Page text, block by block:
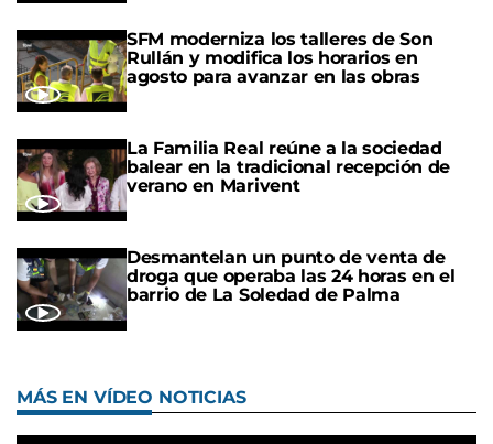
SFM moderniza los talleres de Son
Rullán y modifica los horarios en
agosto para avanzar en las obras
La Familia Real reúne a la sociedad
balear en la tradicional recepción de
verano en Marivent
Desmantelan un punto de venta de
droga que operaba las 24 horas en el
barrio de La Soledad de Palma
MÁS EN VÍDEO NOTICIAS